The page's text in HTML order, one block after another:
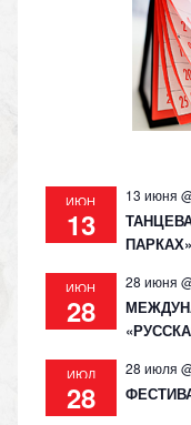
ИЮН
13
13 июня
ПАРКАХ»
ИЮН
28
28 июня
ИЮЛ
28
28 июля